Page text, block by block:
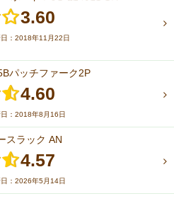
3.60
：2018年11月22日
パッチファーク2P
4.60
：2018年8月16日
スラック AN
4.57
：2026年5月14日